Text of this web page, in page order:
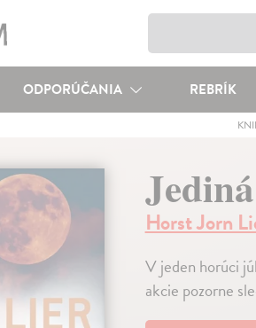
ODPORÚČANIA REBRÍK
Jediná
Horst Jorn
V jeden horúci
akcie pozorne